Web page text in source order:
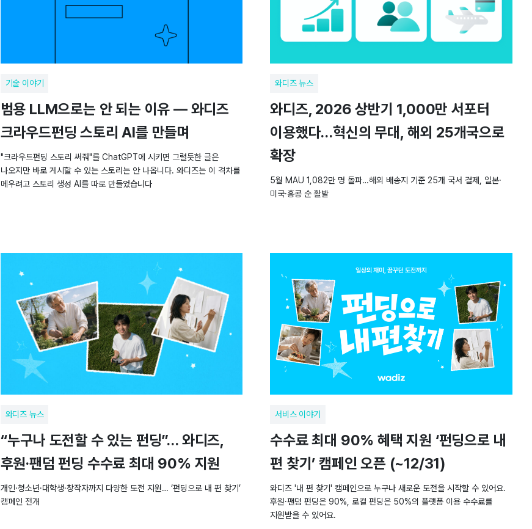
기술 이야기
범용 LLM으로는 안 되는 이유 — 와디즈
크라우드펀딩 스토리 AI를 만들며
"크라우드펀딩 스토리 써줘"를 ChatGPT에 시키면 그럴듯한 글은
나오지만 바로 게시할 수 있는 스토리는 안 나옵니다. 와디즈는 이 격차를
메우려고 스토리 생성 AI를 따로 만들었습니다
와디즈 뉴스
와디즈, 2026 상반기 1,000만 서포터
이용했다…혁신의 무대, 해외 25개국으로
확장
5월 MAU 1,082만 명 돌파…해외 배송지 기준 25개 국서 결제, 일본·
미국·홍콩 순 활발
와디즈 뉴스
“누구나 도전할 수 있는 펀딩”… 와디즈,
후원·팬덤 펀딩 수수료 최대 90% 지원
개인·청소년·대학생·창작자까지 다양한 도전 지원… ‘펀딩으로 내 편 찾기’
캠페인 전개
서비스 이야기
수수료 최대 90% 혜택 지원 ‘펀딩으로 내
편 찾기’ 캠페인 오픈 (~12/31)
와디즈 '내 편 찾기' 캠페인으로 누구나 새로운 도전을 시작할 수 있어요.
후원·팬덤 펀딩은 90%, 로컬 펀딩은 50%의 플랫폼 이용 수수료를
지원받을 수 있어요.